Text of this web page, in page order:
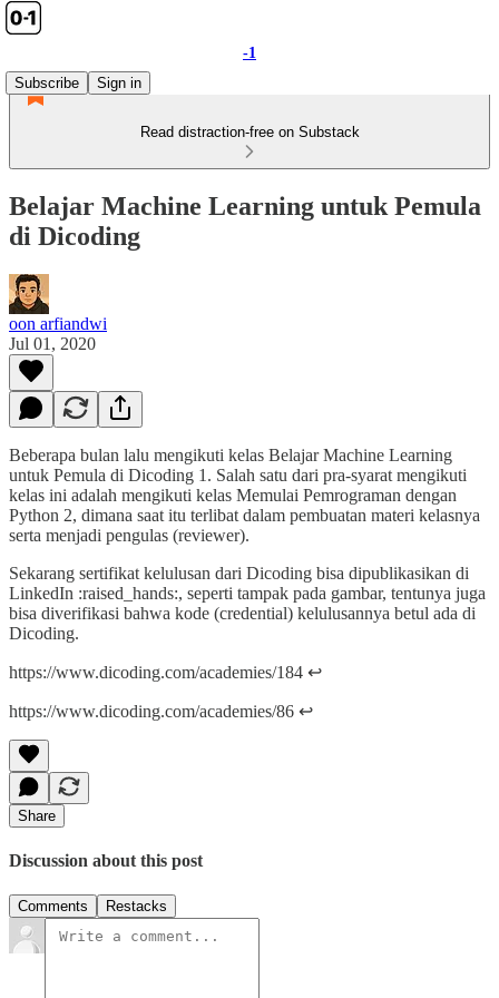
-1
Subscribe
Sign in
Read distraction-free on Substack
Belajar Machine Learning untuk Pemula
di Dicoding
oon arfiandwi
Jul 01, 2020
Beberapa bulan lalu mengikuti kelas Belajar Machine Learning
untuk Pemula di Dicoding 1. Salah satu dari pra-syarat mengikuti
kelas ini adalah mengikuti kelas Memulai Pemrograman dengan
Python 2, dimana saat itu terlibat dalam pembuatan materi kelasnya
serta menjadi pengulas (reviewer).
Sekarang sertifikat kelulusan dari Dicoding bisa dipublikasikan di
LinkedIn :raised_hands:, seperti tampak pada gambar, tentunya juga
bisa diverifikasi bahwa kode (credential) kelulusannya betul ada di
Dicoding.
https://www.dicoding.com/academies/184 ↩︎
https://www.dicoding.com/academies/86 ↩︎
Share
Discussion about this post
Comments Restacks